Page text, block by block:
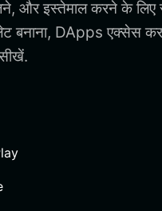
और इस्तेमाल करने के लिए
बनाना, DApps एक्सेस